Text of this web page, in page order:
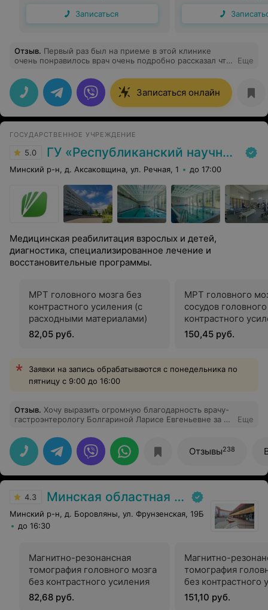
Записаться
Отзыв. Первый раз был на приеме в этой клинике
очень понравилось врач очень подробно рассказал что
ему спасибо .Обслуживающий персонал вежливый
,сама клиника очень аккуратная .Делал МРТ медсестра
все очень подробно объясняет.
Еще
Записаться онлайн
ГОСУДАРСТВЕННОЕ УЧРЕЖДЕНИЕ
5.0 ГУ «Республиканский научно-практический центр медицинской экспертизы и реабилитаци»
Минский р-н, д. Аксаковщина, ул. Речная, 1 до 17:00
Медицинская реабилитация взрослых и детей,
диагностика, специализированное лечение и
восстановительные программы.
МРТ головного мозга без
контрастного усиления (с
расходными материалами)
82,05 руб.
МРТ головного
сосудов
контрастного
расходными
150,45 руб.
Заявки на запись обрабатываются с понедельника по
пятницу с 9:00 до 16:00
Отзыв. Хочу выразить огромную благодарность врачу-
гастроэнтерологу Болгариной Ларисе Евгеньевне за её
пациентам. Благодаря её глубоким знаниям и
системному подходу, мне был установлен точный
диагноз после длительного периода
неопределённости. Доктор внимательно выслушала
мои жалобы, провела необходимые обследования и
помогло мне лучше понять проблему. Кроме того,
эффективным — уже спустя короткое время я
почувствовал значительное улучшение. Отдельно
поддерживать на протяжении терапии. Я искренне
рекомендую Болгарину Ларису Евгеньевну всем, кто
нуждается в квалифицированной помощи
гастроэнтеролога. Это настоящий специалист,
Еще
Отзывы238
4.3 Минская областная детская клиническая больница
Минский р-н, д. Боровляны, ул. Фрунзенская, 19Б
до 16:30
Магнитно-резонансная
томография головного мозга
без контрастного усиления
82,68 руб.
Магнитно-
томография
без контрастного
исследованием
151,10 руб.